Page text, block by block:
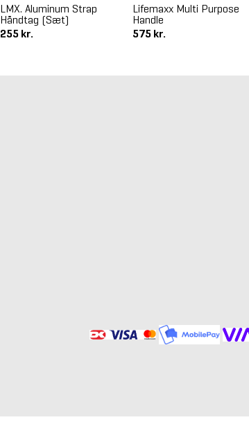
LMX. Aluminum Strap
Håndtag (Sæt)
255 kr.
Lifemaxx Multi Purpose
Handle
575 kr.